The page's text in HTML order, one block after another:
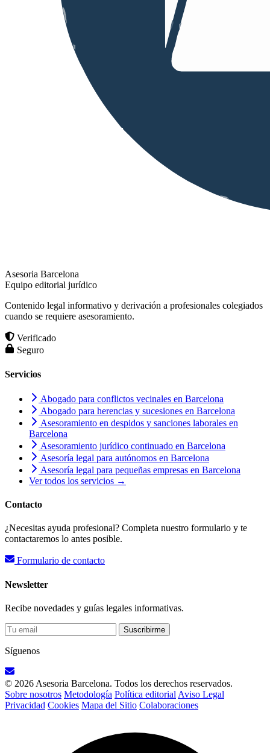
Asesoria Barcelona
Equipo editorial jurídico
Contenido legal informativo y derivación a profesionales colegiados
cuando se requiere asesoramiento.
Verificado
Seguro
Servicios
Abogado para conflictos vecinales en Barcelona
Abogado para herencias y sucesiones en Barcelona
Asesoramiento en despidos y sanciones laborales en
Barcelona
Asesoramiento jurídico continuado en Barcelona
Asesoría legal para autónomos en Barcelona
Asesoría legal para pequeñas empresas en Barcelona
Ver todos los servicios →
Contacto
¿Necesitas ayuda profesional? Completa nuestro formulario y te
contactaremos lo antes posible.
Formulario de contacto
Newsletter
Recibe novedades y guías legales informativas.
Suscribirme
Síguenos
© 2026 Asesoria Barcelona. Todos los derechos reservados.
Sobre nosotros Metodología Política editorial Aviso Legal
Privacidad Cookies Mapa del Sitio Colaboraciones